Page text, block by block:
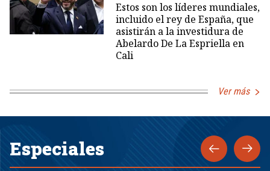
Estos son los líderes mundiales,
incluido el rey de España, que
asistirán a la investidura de
Abelardo De La Espriella en
Cali
Ver más
Especiales